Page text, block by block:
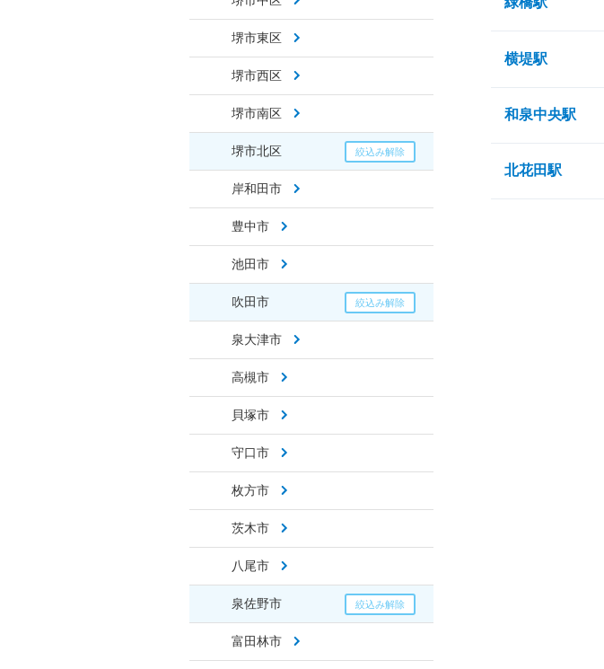
堺市東区
堺市西区
堺市南区
堺市北区
岸和田市
豊中市
池田市
吹田市
泉大津市
高槻市
貝塚市
守口市
枚方市
茨木市
八尾市
泉佐野市
富田林市
横堤駅
和泉中央駅
北花田駅